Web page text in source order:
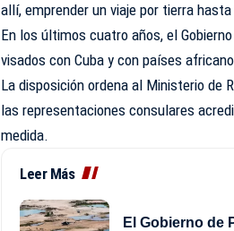
allí, emprender un viaje por tierra
En los últimos cuatro años, el
visados con Cuba y con países
La disposición ordena al Ministerio de
las representaciones consulares
medida.
Leer Más
El Gobierno de